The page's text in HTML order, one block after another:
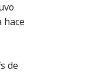
hace
de